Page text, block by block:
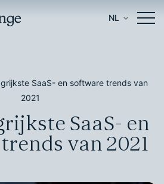
NL
SaaS- en software trends van
2021
SaaS- en
van 2021